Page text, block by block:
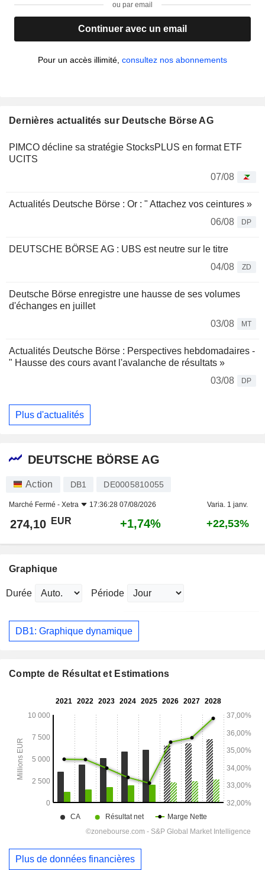
ou par email
Continuer avec un email
Pour un accès illimité, consultez nos abonnements
Dernières actualités sur Deutsche Börse AG
PIMCO décline sa stratégie StocksPLUS en format ETF
UCITS
07/08
Actualités Deutsche Börse : Or : " Attachez vos ceintures »
06/08
DP
DEUTSCHE BÖRSE AG : UBS est neutre sur le titre
04/08
ZD
Deutsche Börse enregistre une hausse de ses volumes
d'échanges en juillet
03/08
MT
Actualités Deutsche Börse : Perspectives hebdomadaires -
" Hausse des cours avant l'avalanche de résultats »
03/08
DP
Plus d'actualités
DEUTSCHE BÖRSE AG
Action DB1 DE0005810055
Marché Fermé - Xetra 17:36:28 07/08/2026 Varia. 1 janv.
274,10 EUR +1,74% +22,53%
Graphique
Durée Période
DB1: Graphique dynamique
Compte de Résultat et Estimations
Plus de données financières